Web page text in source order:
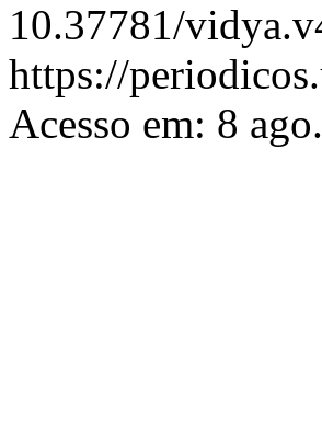
10.37781/
https://
Acesso em: 8